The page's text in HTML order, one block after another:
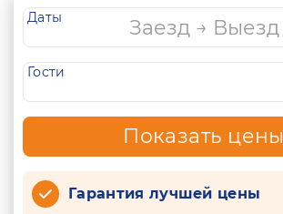
Даты
Гости
Показать цены
Гарантия лучшей цены